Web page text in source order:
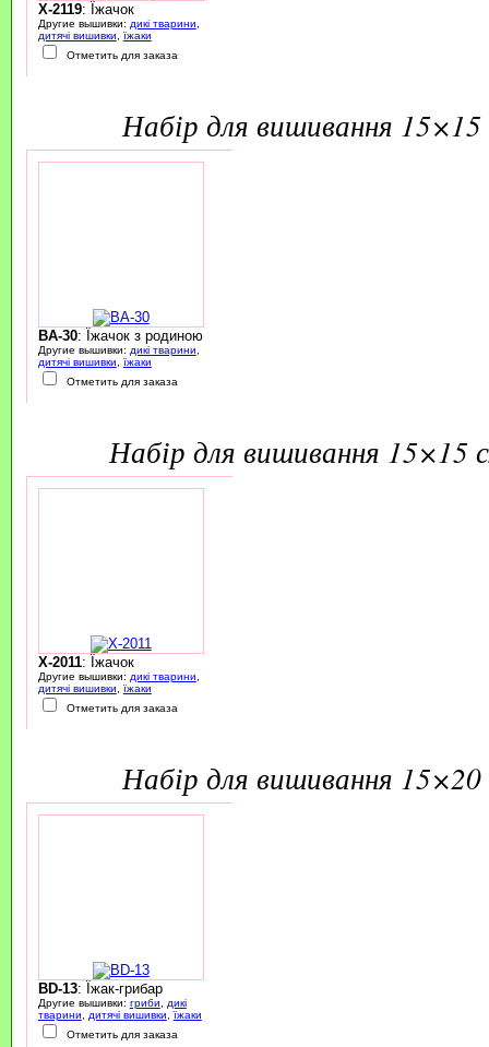
X-2119: Їжачок
Другие вышивки: дикі тварини,
дитячі вишивки, їжаки
Отметить для заказа
набір для вишивання 15×15
BA-30: Їжачок з родиною
Другие вышивки: дикі тварини
дитячі вишивки
їжаки
Отметить для заказа
набір для вишивання
X-2011: Їжачок
Другие вышивки: дикі тварини
дитячі вишивки
їжаки
Отметить для заказа
набір для вишивання 15×20
BD-13: Їжак-грибар
Другие вышивки: гриби
дикі
тварини
дитячі вишивки
їжаки
Отметить для заказа